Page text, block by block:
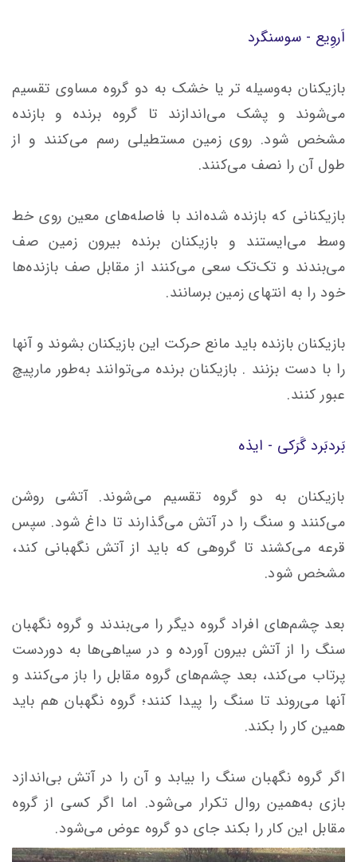
اَروِیع - سوسنگرد
بازیکنان به‌وسیله تر یا خشک به دو گروه مساوى تقسیم
مى‌شوند و پشک مى‌اندازند تا گروه برنده و بازنده
مشخص شود. روى زمین مستطیلى رسم مى‌کنند و از
طول آن را نصف مى‌کنند.
بازیکنانى که بازنده شده‌اند با فاصله‌هاى معین روى خط
وسط مى‌ایستند و بازیکنان برنده بیرون زمین صف
مى‌بندند و تک‌تک سعى مى‌کنند از مقابل صف بازنده‌ها
خود را به انتهاى زمین برسانند.
بازیکنان بازنده باید مانع حرکت این بازیکنان بشوند و آنها
را با دست بزنند . بازیکنان برنده مى‌توانند به‌طور مارپیچ
عبور کنند.
بَردبَرد گَرَکى - ایذه
بازیکنان به دو گروه تقسیم مى‌شوند. آتشى روشن
مى‌کنند و سنگ را در آتش مى‌گذارند تا داغ شود. سپس
قرعه مى‌کشند تا گروهى که باید از آتش نگهبانى کند،
مشخص شود.
بعد چشم‌هاى افراد گروه دیگر را مى‌بندند و گروه نگهبان
سنگ را از آتش بیرون آورده و در سیاهى‌ها به دوردست
پرتاب مى‌کند، بعد چشم‌هاى گروه مقابل را باز مى‌کنند و
آنها مى‌روند تا سنگ را پیدا کنند؛ گروه نگهبان هم باید
همین کار را بکند.
اگر گروه نگهبان سنگ را بیابد و آن را در آتش بى‌اندازد
بازى به‌همین روال تکرار مى‌شود. اما اگر کسى از گروه
مقابل این کار را بکند جاى دو گروه عوض مى‌شود.